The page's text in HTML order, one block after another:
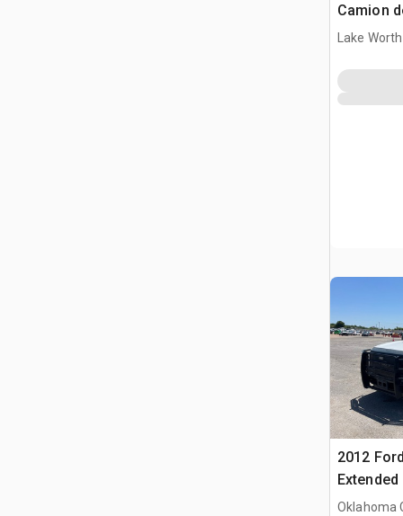
Camion
Lake
2012
servicios
Oklahoma